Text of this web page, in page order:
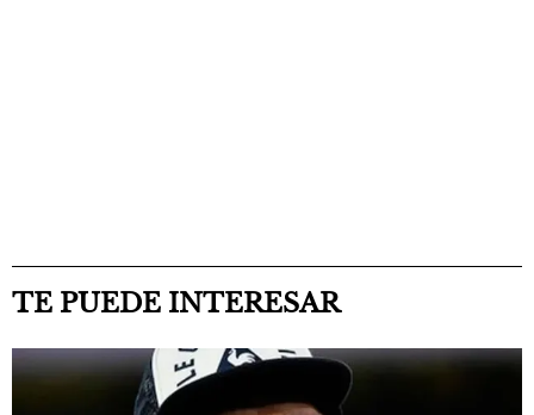
TE PUEDE INTERESAR